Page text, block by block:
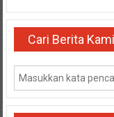
Cari Berita Kami